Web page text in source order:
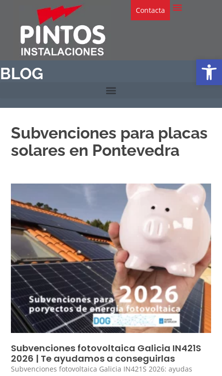
Abrir
Contacta
BLOG
Subvenciones para placas
solares en Pontevedra
Subvenciones fotovoltaica Galicia IN421S
2026 | Te ayudamos a conseguirlas
Subvenciones fotovoltaica Galicia IN421S 2026: ayudas